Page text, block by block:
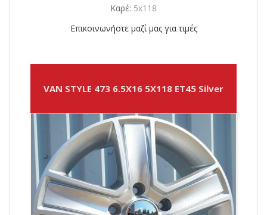
Καρέ: 5x118
Επικοινωνήστε μαζί μας για τιμές
VAN STYLE 473 6.5X16 5X118 ET45 Silver